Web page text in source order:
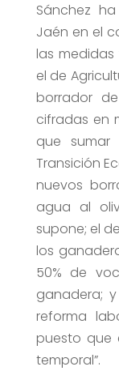
Sánchez
Jaén en el
las medidas
el de
borrador
cifradas en
que
Transición
nuevos
agua al
supone; el
los
50% de
ganadera;
reforma
puesto que
temporal”.